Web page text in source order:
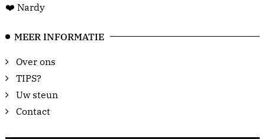
❤️ Nardy
MEER INFORMATIE
Over ons
TIPS?
Uw steun
Contact